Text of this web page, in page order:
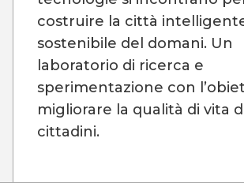
costruire la città
sostenibile del domani. Un
laboratorio di ricerca e
sperimentazione con
migliorare la qualità di vita
cittadini.